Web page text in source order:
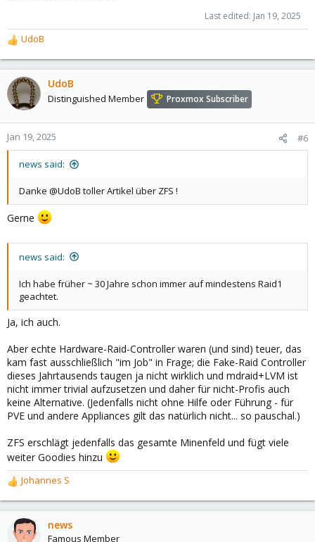
Last edited: Jan 19, 2025
R
e
a
c
t
o
n
s
UdoB
UdoB
Distinguished Member Proxmox Subscriber
Jan 19, 2025 #6
news said:
Danke @UdoB toller Artikel über ZFS !
Gerne
news said:
Ich habe früher ~ 30 Jahre schon immer auf mindestens Raid1
geachtet.
Ja, ich auch.
Aber echte Hardware-Raid-Controller waren (und sind) teuer, das
kam fast ausschließlich "im Job" in Frage; die Fake-Raid Controller
dieses Jahrtausends taugen ja nicht wirklich und mdraid+LVM ist
nicht immer trivial aufzusetzen und daher für nicht-Profis auch
keine Alternative. (Jedenfalls nicht ohne Hilfe oder Führung - für
PVE und andere Appliances gilt das natürlich nicht... so pauschal.)
ZFS erschlägt jedenfalls das gesamte Minenfeld und fügt viele
weiter Goodies hinzu
R
e
a
Johannes S
news
Famous Member